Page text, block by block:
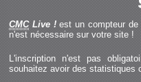
CMCLive !est un compteur de
n'est nécessaire sur votre site !
L'inscription n'est pas
souhaitez avoir des statistiques